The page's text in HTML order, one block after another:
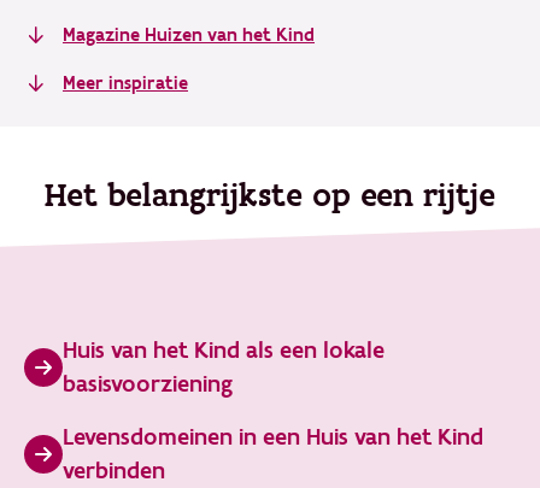
Magazine Huizen van het Kind
Meer inspiratie
Het belangrijkste op een rijtje
Huis van het Kind als een lokale
basisvoorziening
Levensdomeinen in een Huis van het Kind
verbinden